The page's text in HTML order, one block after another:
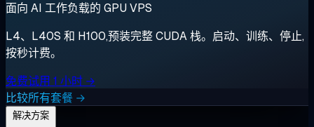
面向 AI 工作负载的 GPU VPS
L4、L40S 和 H100,预装完整 CUDA 栈。启动、训练、停止,
按秒计费。
免费试用 1 小时 →
比较所有套餐 →